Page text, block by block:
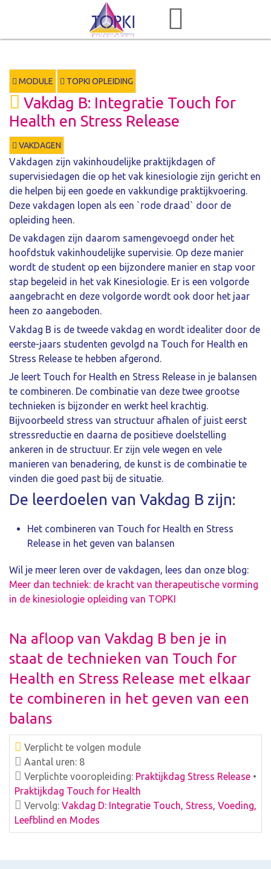
MODULE TOPKI OPLEIDING
Vakdag B: Integratie Touch for
Health en Stress Release
VAKDAGEN
Vakdagen zijn vakinhoudelijke praktijkdagen of
supervisiedagen die op het vak kinesiologie zijn gericht en
die helpen bij een goede en vakkundige praktijkvoering.
Deze vakdagen lopen als een `rode draad` door de
opleiding heen.
De vakdagen zijn daarom samengevoegd onder het
hoofdstuk vakinhoudelijke supervisie. Op deze manier
wordt de student op een bijzondere manier en stap voor
stap begeleid in het vak Kinesiologie. Er is een volgorde
aangebracht en deze volgorde wordt ook door het jaar
heen zo aangeboden.
Vakdag B is de tweede vakdag en wordt idealiter door de
eerste-jaars studenten gevolgd na Touch for Health en
Stress Release te hebben afgerond.
Je leert Touch for Health en Stress Release in je balansen
te combineren. De combinatie van deze twee grootse
technieken is bijzonder en werkt heel krachtig.
Bijvoorbeeld stress van structuur afhalen of juist eerst
stressreductie en daarna de positieve doelstelling
ankeren in de structuur. Er zijn vele wegen en vele
manieren van benadering, de kunst is de combinatie te
vinden die goed past bij de situatie.
De leerdoelen van Vakdag B zijn:
Het combineren van Touch for Health en Stress
Release in het geven van balansen
Wil je meer leren over de vakdagen, lees dan onze blog:
Meer dan techniek: de kracht van therapeutische vorming
in de kinesiologie opleiding van TOPKI
Na afloop van Vakdag B ben je in
staat de technieken van Touch for
Health en Stress Release met elkaar
te combineren in het geven van een
balans
Verplicht te volgen module
Aantal uren: 8
Verplichte vooropleiding: Praktijkdag Stress Release •
Praktijkdag Touch for Health
Vervolg: Vakdag D: Integratie Touch, Stress, Voeding,
Leefblind en Modes